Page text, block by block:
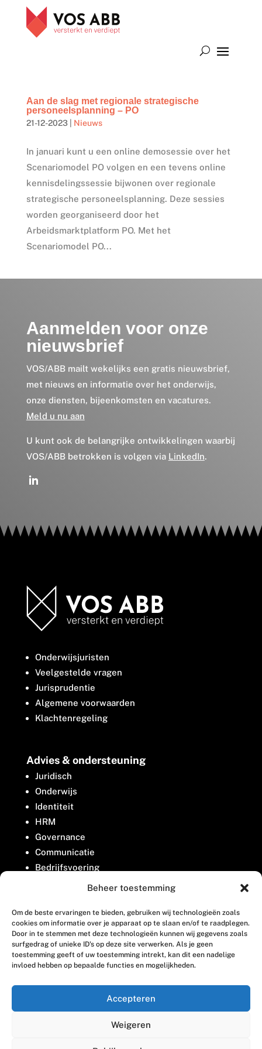
Beheer toestemming
Om de beste ervaringen te bieden, gebruiken wij technologieën zoals
cookies om informatie over je apparaat op te slaan en/of te raadplegen.
Door in te stemmen met deze technologieën kunnen wij gegevens zoals
surfgedrag of unieke ID's op deze site verwerken. Als je geen
toestemming geeft of uw toestemming intrekt, kan dit een nadelige
invloed hebben op bepaalde functies en mogelijkheden.
Accepteren
Weigeren
Aan de slag met regionale strategische
personeelsplanning – PO
21-12-2023| Nieuws
In januari kunt u een online demosessie over het
Scenariomodel PO volgen en een tevens online
kennisdelingssessie bijwonen over regionale
strategische personeelsplanning. Deze sessies
worden georganiseerd door het
Arbeidsmarktplatform PO. Met het
Scenariomodel PO...
Aanmelden voor onze
nieuwsbrief
VOS/ABB mailt wekelijks een gratis nieuwsbrief,
met nieuws en informatie over het onderwijs,
onze diensten, bijeenkomsten en vacatures.
Meld u nu aan
U kunt ook de belangrijke ontwikkelingen waarbij
VOS/ABB betrokken is volgen via LinkedIn.
Onderwijsjuristen
Veelgestelde vragen
Jurisprudentie
Algemene voorwaarden
Klachtenregeling
Advies & ondersteuning
Juridisch
Onderwijs
Identiteit
HRM
Governance
Communicatie
Bedrijfsvoering
Belangenbehartiging
Contact
Houttuinlaan 8
3447 GM Woerden